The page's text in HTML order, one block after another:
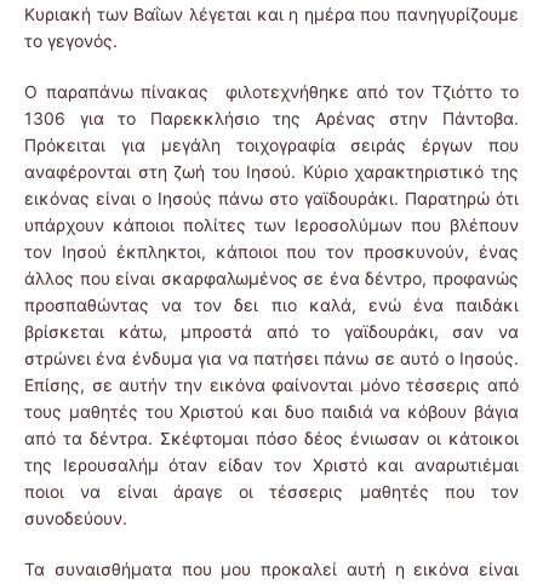
Κυριακή των Βαΐων λέγεται και η ημέρα που πανηγυρίζουμε
το γεγονός.
Ο παραπάνω πίνακας φιλοτεχνήθηκε από τον Τζιόττο το
1306 για το Παρεκκλήσιο της Αρένας στην Πάντοβα.
Πρόκειται για μεγάλη τοιχογραφία σειράς έργων που
αναφέρονται στη ζωή του Ιησού. Κύριο χαρακτηριστικό της
εικόνας είναι ο Ιησούς πάνω στο γαϊδουράκι. Παρατηρώ ότι
υπάρχουν κάποιοι πολίτες των Ιεροσολύμων που βλέπουν
τον Ιησού έκπληκτοι, κάποιοι που τον προσκυνούν, ένας
άλλος που είναι σκαρφαλωμένος σε ένα δέντρο, προφανώς
προσπαθώντας να τον δει πιο καλά, ενώ ένα παιδάκι
βρίσκεται κάτω, μπροστά από το γαϊδουράκι, σαν να
στρώνει ένα ένδυμα για να πατήσει πάνω σε αυτό ο Ιησούς.
Επίσης, σε αυτήν την εικόνα φαίνονται μόνο τέσσερις από
τους μαθητές του Χριστού και δυο παιδιά να κόβουν βάγια
από τα δέντρα. Σκέφτομαι πόσο δέος ένιωσαν οι κάτοικοι
της Ιερουσαλήμ όταν είδαν τον Χριστό και αναρωτιέμαι
ποιοι να είναι άραγε οι τέσσερις μαθητές που τον
συνοδεύουν.
Τα συναισθήματα που μου προκαλεί αυτή η εικόνα είναι